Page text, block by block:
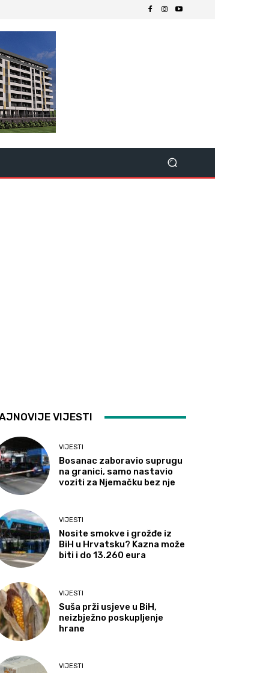
VIJESTI
VIJESTI
Bosanac zaboravio suprugu
na granici, samo nastavio
voziti za Njemačku bez nje
VIJESTI
Nosite smokve i grožđe iz
BiH u Hrvatsku? Kazna može
biti i do 13.260 eura
VIJESTI
Suša prži usjeve u BiH,
neizbježno poskupljenje
hrane
VIJESTI